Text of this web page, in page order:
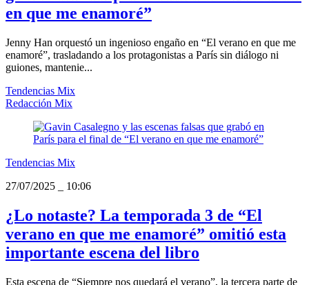
en que me enamoré”
Jenny Han orquestó un ingenioso engaño en “El verano en que me
enamoré”, trasladando a los protagonistas a París sin diálogo ni
guiones, mantenie...
Tendencias Mix
Redacción Mix
Tendencias Mix
27/07/2025
10:06
¿Lo notaste? La temporada 3 de “El
verano en que me enamoré” omitió esta
importante escena del libro
Esta escena de “Siempre nos quedará el verano”, la tercera parte de